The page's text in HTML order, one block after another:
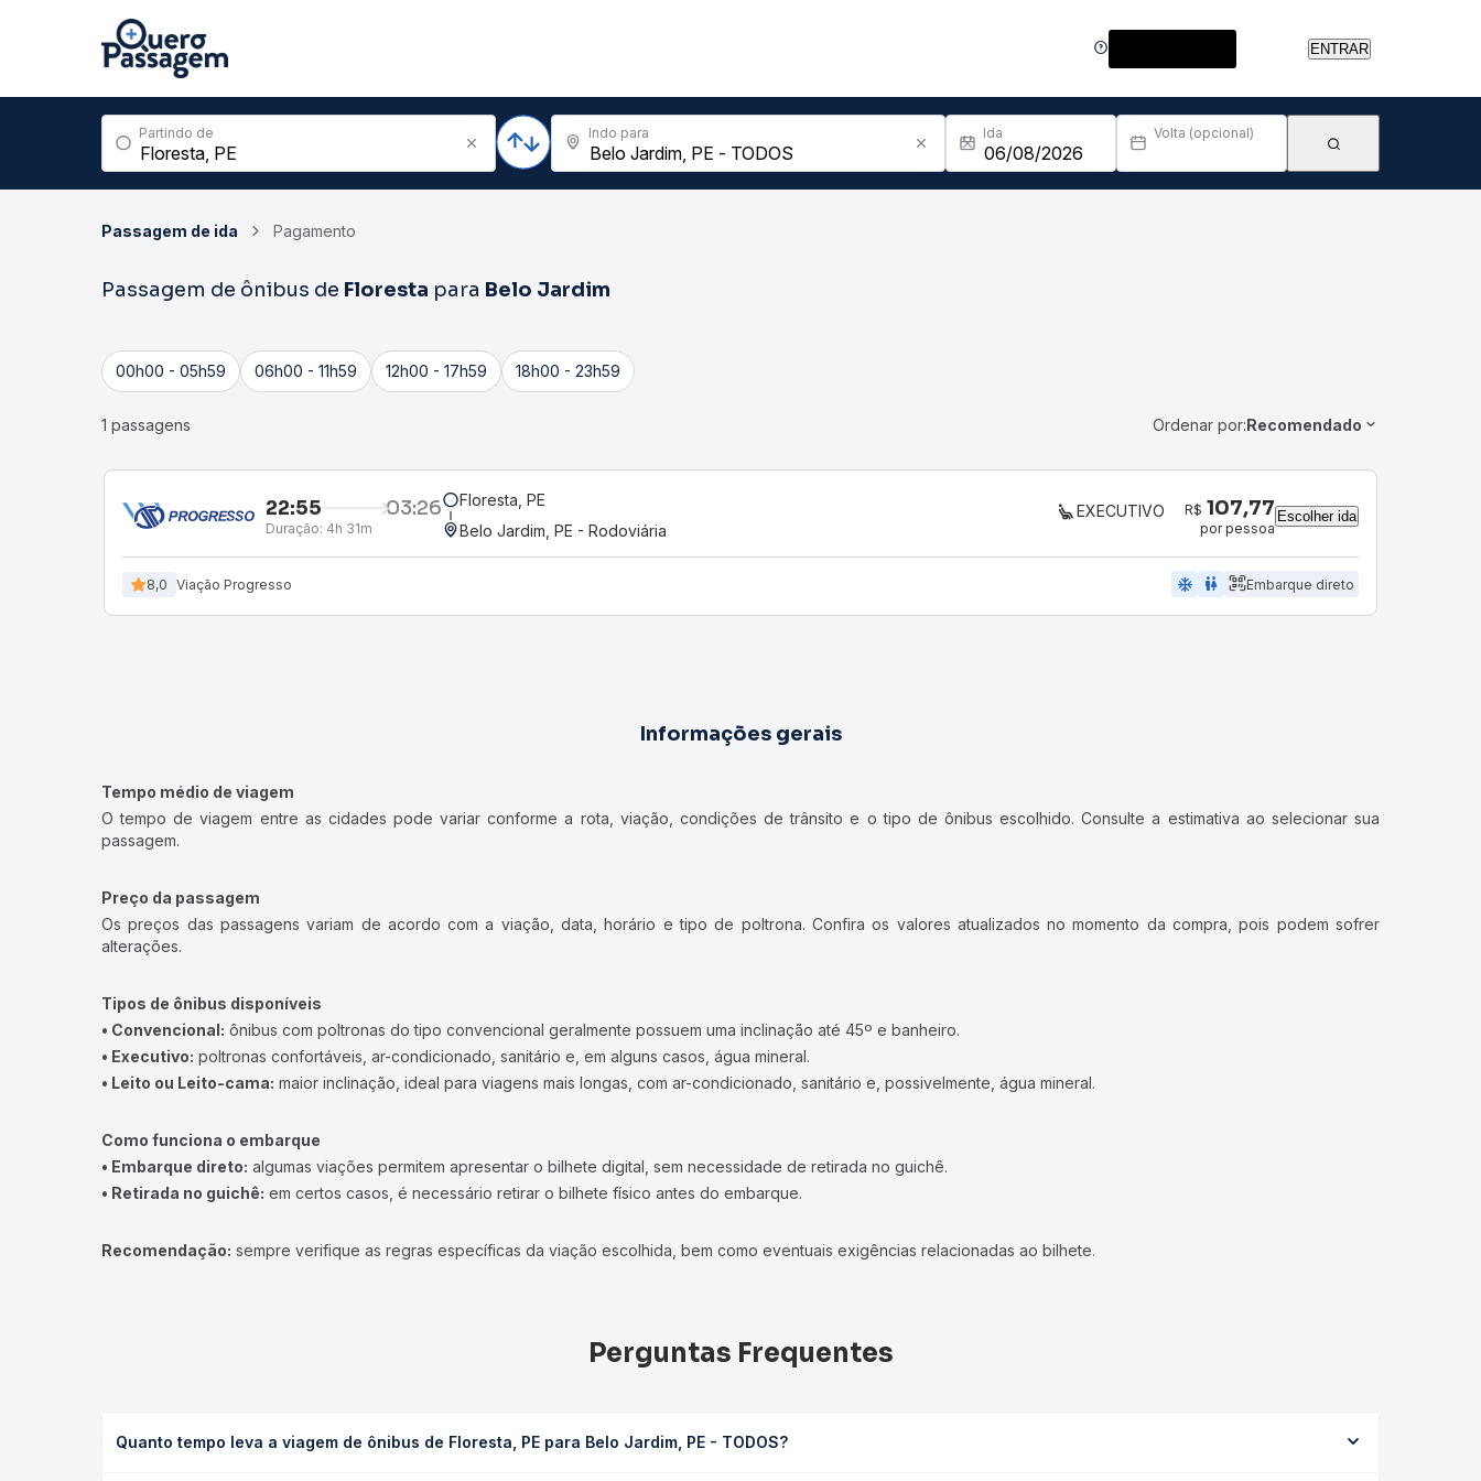
ENTRAR
Partindo de Indo para Ida Volta (opcional)
Passagem de ida Pagamento
Passagem de ônibus de Floresta para Belo Jardim
00h00 - 05h59 06h00 - 11h59 12h00 - 17h59 18h00 - 23h59
1 passagens Ordenar por:Recomendado
22:55 03:26
Duração: 4h 31m
Floresta, PE
Belo Jardim, PE - Rodoviária
EXECUTIVO R$ 107,77
por pessoa
Escolher ida
8,0 Viação Progresso ac_unit wc Embarque direto
Informações gerais
Tempo médio de viagem
O tempo de viagem entre as cidades pode variar conforme a rota, viação, condições de trânsito e o tipo de ônibus escolhido. Consulte a estimativa ao selecionar sua
passagem.
Preço da passagem
Os preços das passagens variam de acordo com a viação, data, horário e tipo de poltrona. Confira os valores atualizados no momento da compra, pois podem sofrer
alterações.
Tipos de ônibus disponíveis
• Convencional: ônibus com poltronas do tipo convencional geralmente possuem uma inclinação até 45º e banheiro.
• Executivo: poltronas confortáveis, ar-condicionado, sanitário e, em alguns casos, água mineral.
• Leito ou Leito-cama: maior inclinação, ideal para viagens mais longas, com ar-condicionado, sanitário e, possivelmente, água mineral.
Como funciona o embarque
• Embarque direto: algumas viações permitem apresentar o bilhete digital, sem necessidade de retirada no guichê.
• Retirada no guichê: em certos casos, é necessário retirar o bilhete físico antes do embarque.
Recomendação: sempre verifique as regras específicas da viação escolhida, bem como eventuais exigências relacionadas ao bilhete.
Perguntas Frequentes
Quanto tempo leva a viagem de ônibus de Floresta, PE para Belo Jardim, PE - TODOS?